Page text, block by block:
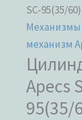
SC-95(35/
Механизмы
механизм
Apecs
95(35/